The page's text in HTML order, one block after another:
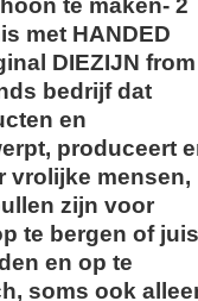
te maken- 2
met HANDED
DIEZIJN from
bedrijf dat
en
produceert
vrolijke mensen,
zijn voor
te bergen of
en op te
soms ook